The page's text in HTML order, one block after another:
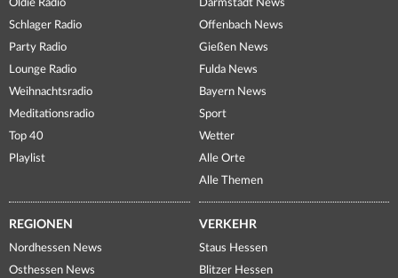
Oldie Radio
Schlager Radio
Party Radio
Lounge Radio
Weihnachtsradio
Meditationsradio
Top 40
Playlist
Darmstadt News
Offenbach News
Gießen News
Fulda News
Bayern News
Sport
Wetter
Alle Orte
Alle Themen
REGIONEN
Nordhessen News
Osthessen News
VERKEHR
Staus Hessen
Blitzer Hessen